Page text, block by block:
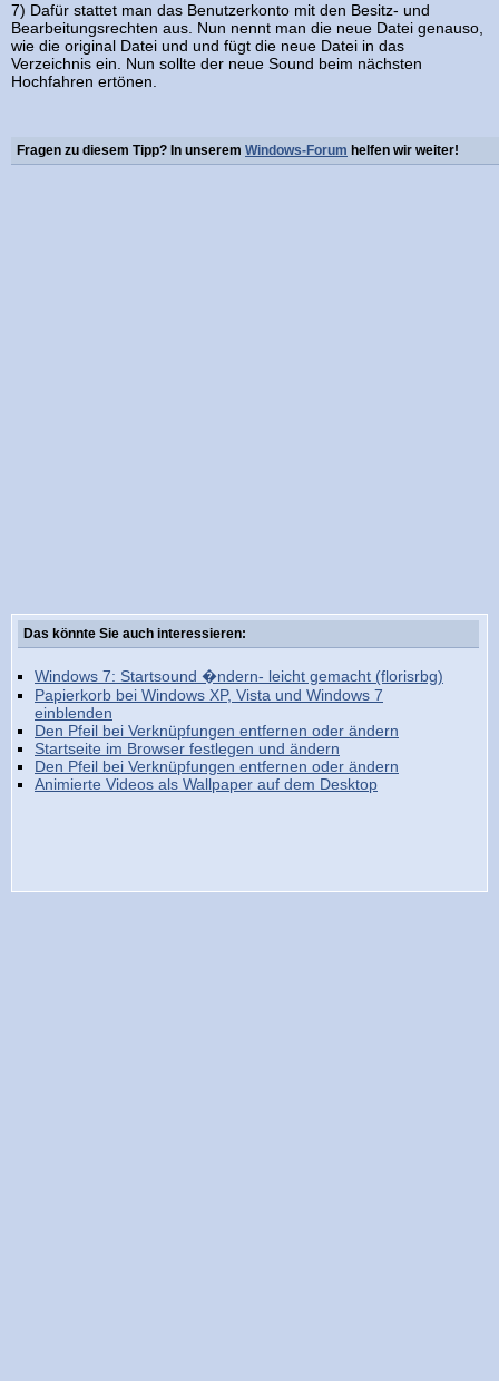
7) Dafür stattet man das Benutzerkonto mit den Besitz- und
Bearbeitungsrechten aus. Nun nennt man die neue Datei genauso,
wie die original Datei und und fügt die neue Datei in das
Verzeichnis ein. Nun sollte der neue Sound beim nächsten
Hochfahren ertönen.
Fragen zu diesem Tipp? In unserem Windows-Forum helfen wir weiter!
Das könnte Sie auch interessieren:
Windows 7: Startsound �ndern- leicht gemacht (florisrbg)
Papierkorb bei Windows XP, Vista und Windows 7
einblenden
Den Pfeil bei Verknüpfungen entfernen oder ändern
Startseite im Browser festlegen und ändern
Den Pfeil bei Verknüpfungen entfernen oder ändern
Animierte Videos als Wallpaper auf dem Desktop